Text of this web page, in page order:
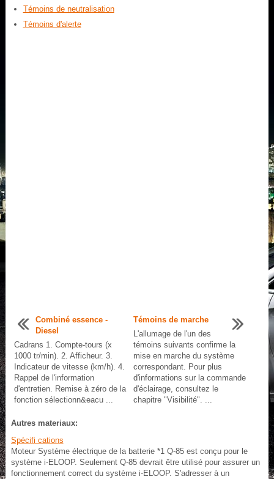
Témoins de neutralisation
Témoins d'alerte
Combiné essence -
Diesel
Cadrans 1. Compte-tours (x
1000 tr/min). 2. Afficheur. 3.
Indicateur de vitesse (km/h). 4.
Rappel de l'information
d'entretien. Remise à zéro de la
fonction sélectionn&eacu ...
Témoins de marche
L'allumage de l'un des
témoins suivants confirme la
mise en marche du système
correspondant. Pour plus
d'informations sur la commande
d'éclairage, consultez le
chapitre "Visibilité". ...
Autres materiaux:
Spécifi cations
Moteur Système électrique de la batterie *1 Q-85 est conçu pour le
système i-ELOOP. Seulement Q-85 devrait être utilisé pour assurer un
fonctionnement correct du système i-ELOOP. S'adresser à un